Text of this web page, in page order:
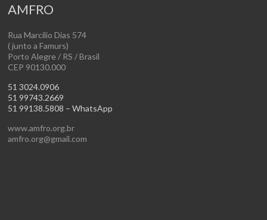
AMFRO
Rua Marcílio Dias 574
( junto a Famurs)
Porto Alegre / RS / Brasil
CEP 90130.000
51 3024.0906
51 99743.2669
51 99138.5808 – WhatsApp
www.amfro.org.br
amfro.org@gmail.com